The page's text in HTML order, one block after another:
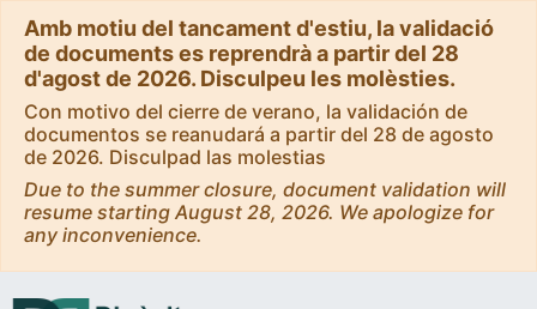
Amb motiu del tancament d'estiu, la validació
de documents es reprendrà a partir del 28
d'agost de 2026. Disculpeu les molèsties.
Con motivo del cierre de verano, la validación de
documentos se reanudará a partir del 28 de agosto
de 2026. Disculpad las molestias
Due to the summer closure, document validation will
resume starting August 28, 2026. We apologize for
any inconvenience.